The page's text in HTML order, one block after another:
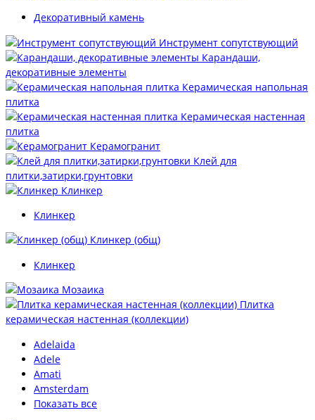
Декоративный камень
Инструмент сопутствующий
Карандаши,
декоративные элементы
Керамическая напольная
плитка
Керамическая настенная
плитка
Керамогранит
Клей для
плитки,затирки,грунтовки
Клинкер
Клинкер
Клинкер (общ)
Клинкер
Мозаика
Плитка
керамическая настенная (коллекции)
Adelaida
Adele
Amati
Amsterdam
Показать все